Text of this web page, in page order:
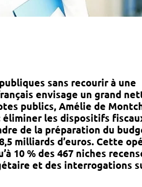
sans recourir à une
envisage un grand
publics,Amélie de
les dispositifs
de la préparation du
milliards d’euros. Cette
10 % des 467 niches
et des interrogations